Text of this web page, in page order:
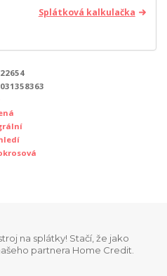
Splátková kalkulačka
na splátky! Stačí, že jako
partnera Home Credit.